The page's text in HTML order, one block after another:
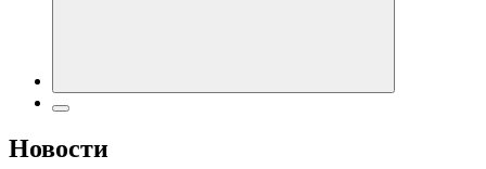
Новости